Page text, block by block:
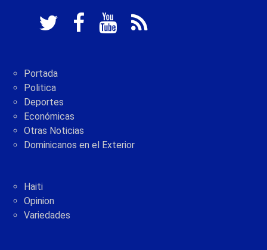
Portada
Politica
Deportes
Económicas
Otras Noticias
Dominicanos en el Exterior
Haiti
Opinion
Variedades